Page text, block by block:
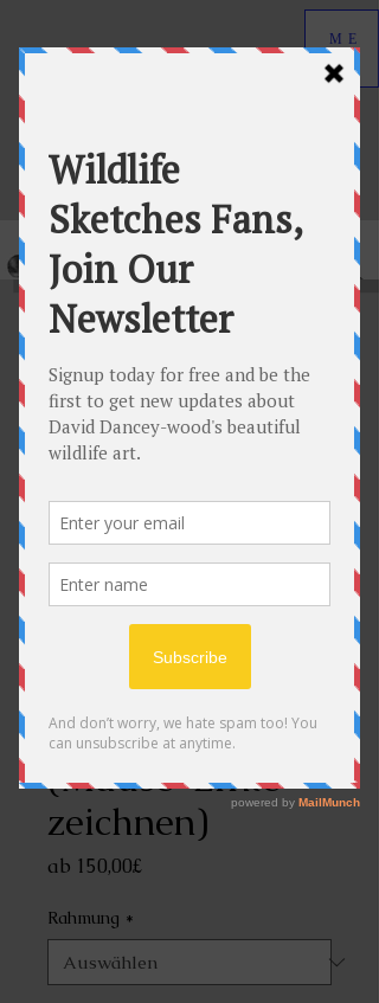
ME
NU
Erntedankfest,
(Mäuse-Ernte
zeichnen)
ab 150,00£Sale-
Rahmung *